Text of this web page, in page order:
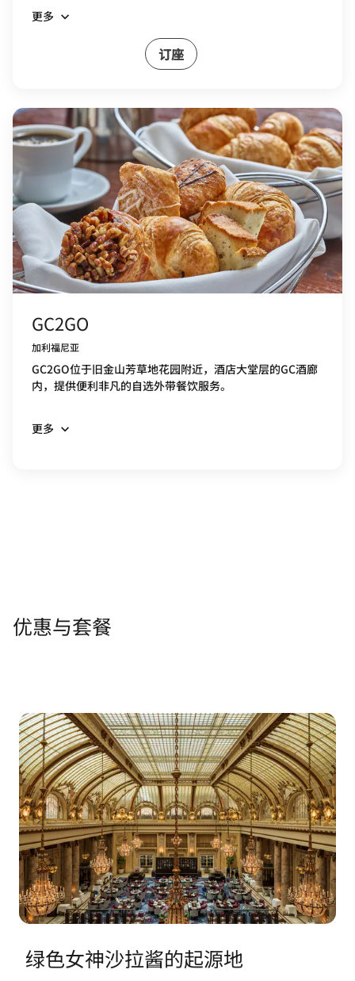
更多
订座
GC2GO
加利福尼亚
GC2GO位于旧金山芳草地花园附近，酒店大堂层的GC酒廊
内，提供便利非凡的自选外带餐饮服务。
更多
优惠与套餐
绿色女神沙拉酱的起源地